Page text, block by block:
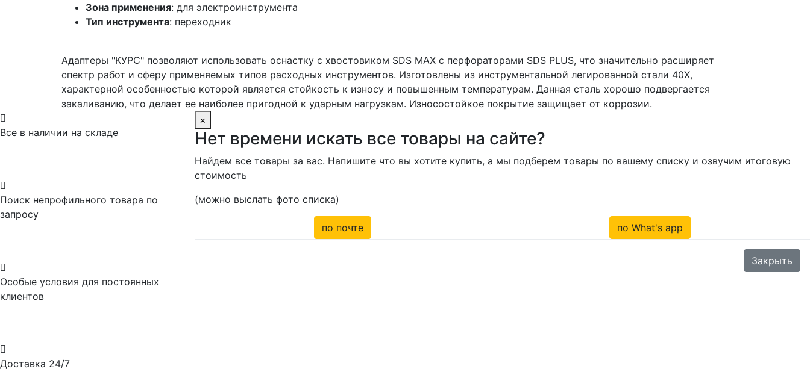
Зона применения: для электроинструмента
Тип инструмента: переходник
Адаптеры "КУРС" позволяют использовать оснастку с хвостовиком SDS MAX c перфораторами SDS PLUS, что значительно расширяет
спектр работ и сферу применяемых типов расходных инструментов. Изготовлены из инструментальной легированной стали 40Х,
характерной особенностью которой является стойкость к износу и повышенным температурам. Данная сталь хорошо подвергается
закаливанию, что делает ее наиболее пригодной к ударным нагрузкам. Износостойкое покрытие защищает от коррозии.

Все в наличии на складе

Поиск непрофильного товара по
запросу

Особые условия для постоянных
клиентов

Доставка 24/7
×
Нет времени искать все товары на сайте?
Найдем все товары за вас. Напишите что вы хотите купить, а мы подберем товары по вашему списку и озвучим итоговую
стоимость
(можно выслать фото списка)
по почте по What's app
Закрыть